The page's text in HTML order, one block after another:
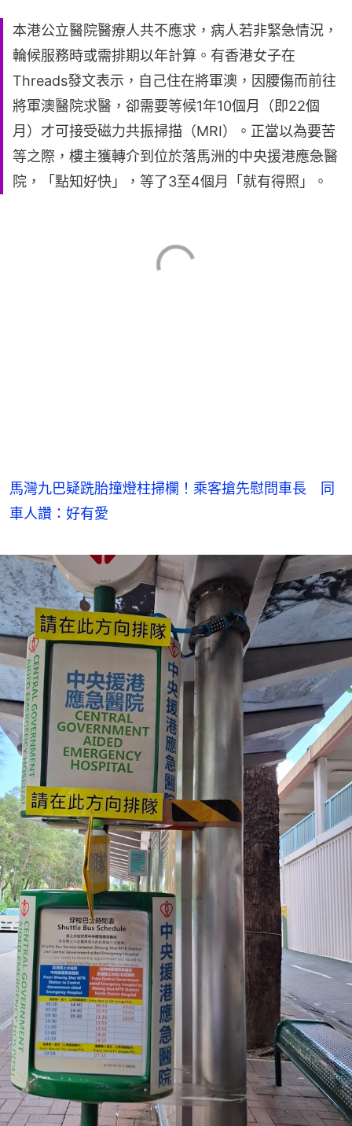
本港公立醫院醫療人共不應求，病人若非緊急情況，
輪候服務時或需排期以年計算。有香港女子在
Threads發文表示，自己住在將軍澳，因腰傷而前往
將軍澳醫院求醫，卻需要等候1年10個月（即22個
月）才可接受磁力共振掃描（MRI）。正當以為要苦
等之際，樓主獲轉介到位於落馬洲的中央援港應急醫
院，「點知好快」，等了3至4個月「就有得照」。
馬灣九巴疑跣胎撞燈柱掃欄！乘客搶先慰問車長 同
車人讚：好有愛